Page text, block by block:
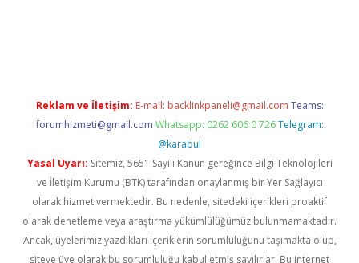
Reklam ve İletişim: E-mail: backlinkpaneli@gmail.com Teams:
forumhizmeti@gmail.com Whatsapp: 0262 606 0 726 Telegram:
@karabul
Yasal Uyarı: Sitemiz, 5651 Sayılı Kanun gereğince Bilgi Teknolojileri
ve İletişim Kurumu (BTK) tarafından onaylanmış bir Yer Sağlayıcı
olarak hizmet vermektedir. Bu nedenle, sitedeki içerikleri proaktif
olarak denetleme veya araştırma yükümlülüğümüz bulunmamaktadır.
Ancak, üyelerimiz yazdıkları içeriklerin sorumluluğunu taşımakta olup,
siteye üye olarak bu sorumluluğu kabul etmiş sayılırlar. Bu internet